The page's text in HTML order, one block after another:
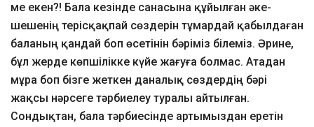
ме екен?! Бала кезінде санасына құйылған әке-
шешенің терісқақпай сөздерін тұмардай қабылдаған
баланың қандай боп өсетінін бәріміз білеміз. Әрине,
бұл жерде көпшілікке күйе жағуға болмас. Атадан
мұра боп бізге жеткен даналық сөздердің бәрі
жақсы нәрсеге тәрбиелеу туралы айтылған.
Сондықтан, бала тәрбиесінде артымыздан еретін